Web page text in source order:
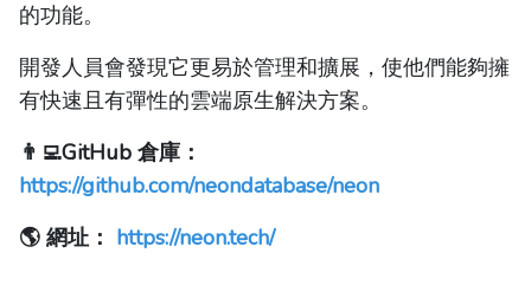
的功能。
開發人員會發現它更易於管理和擴展，使他們能夠擁
有快速且有彈性的雲端原生解決方案。
👨‍💻GitHub 倉庫：
https://github.com/neondatabase/neon
🌎 網址： https://neon.tech/